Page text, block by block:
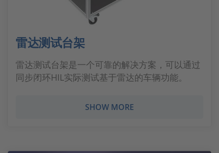
雷达测试台架
雷达测试台架是一个可靠的解决方案，可以通过
同步闭环HIL实际测试基于雷达的车辆功能。
SHOW MORE